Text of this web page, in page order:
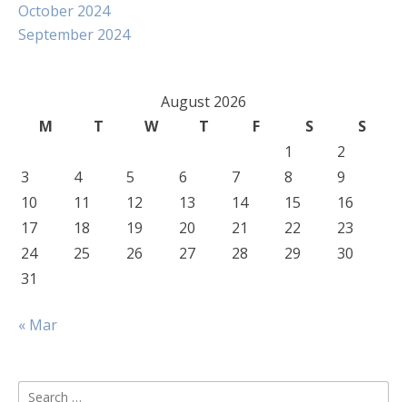
October 2024
September 2024
August 2026
M
T W T F S
S
1
2
3
4 5 6 7 8
9
10
11 12 13 14 15
16
17
18 19 20 21 22
23
24
25 26 27 28 29
30
31
« Mar
Search